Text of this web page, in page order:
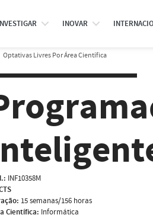
INOVAR
Optativas Livres Por Área Científica
INF10358M
15 semanas/156 horas
Científica: Informática